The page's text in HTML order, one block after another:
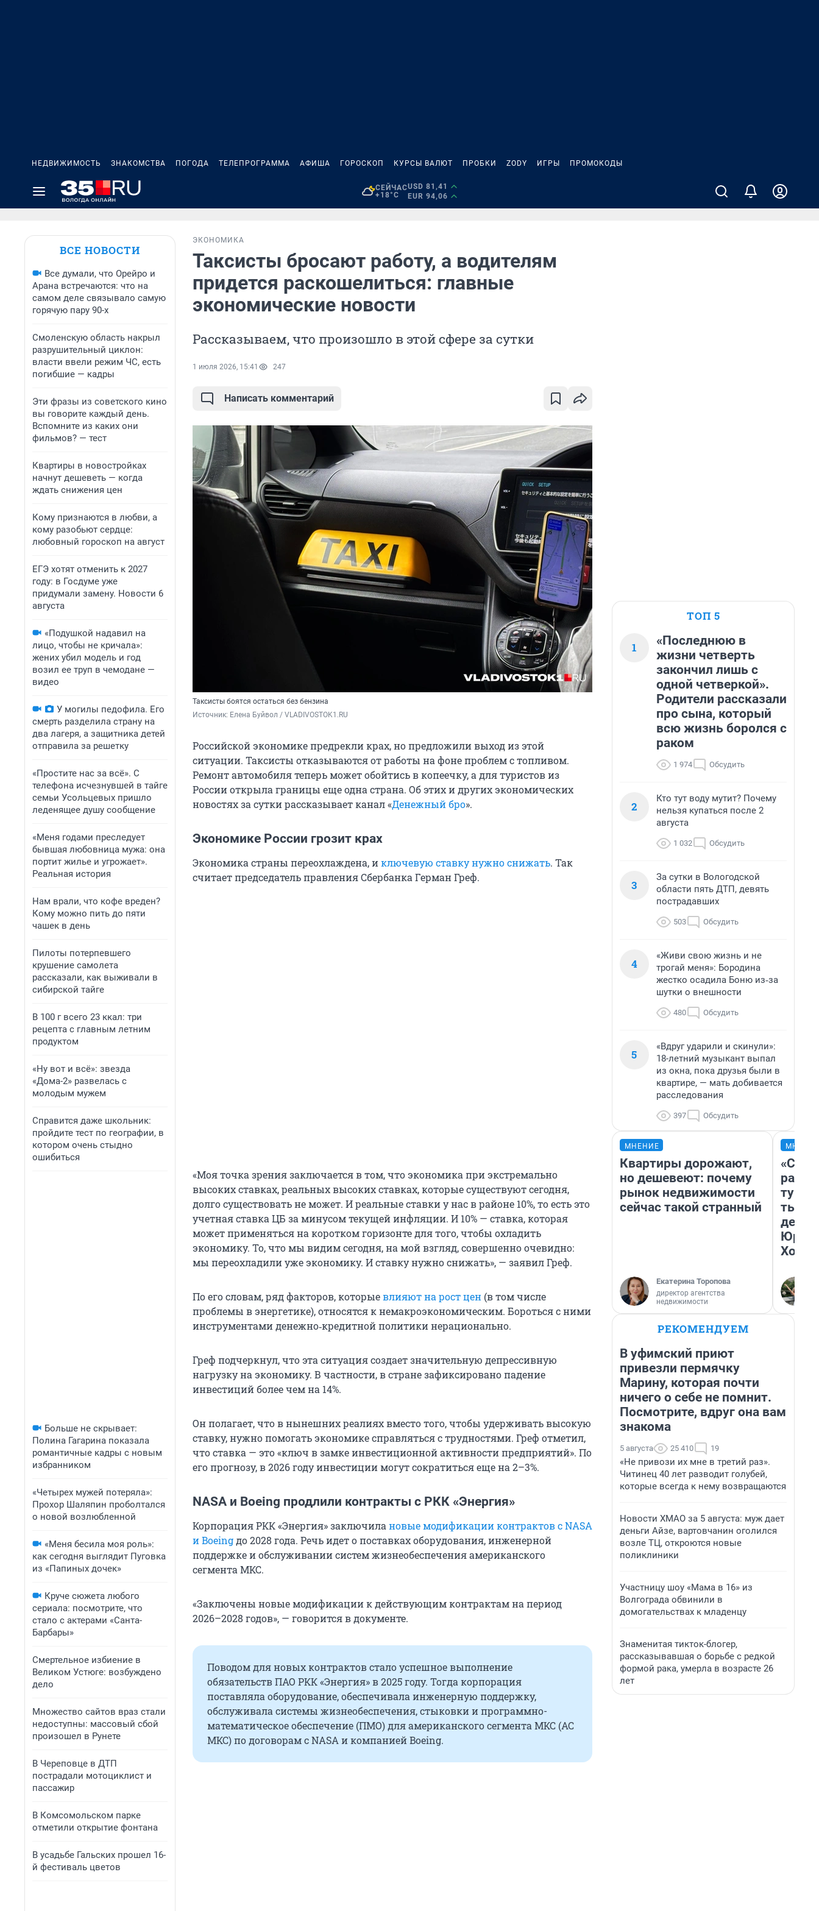
НЕДВИЖИМОСТЬ ЗНАКОМСТВА ПОГОДА ТЕЛЕПРОГРАММА АФИША ГОРОСКОП КУРСЫ ВАЛЮТ ПРОБКИ ZODY ИГРЫ ПРОМОКОДЫ
СЕЙЧАС
+18°C
USD 81,41
EUR 94,06
ВСЕ НОВОСТИ
Все думали, что Орейро и
Арана встречаются: что на
самом деле связывало самую
горячую пару 90-х
Смоленскую область накрыл
разрушительный циклон:
власти ввели режим ЧС, есть
погибшие — кадры
Эти фразы из советского кино
вы говорите каждый день.
Вспомните из каких они
фильмов? — тест
Квартиры в новостройках
начнут дешеветь — когда
ждать снижения цен
Кому признаются в любви, а
кому разобьют сердце:
любовный гороскоп на август
ЕГЭ хотят отменить к 2027
году: в Госдуме уже
придумали замену. Новости 6
августа
«Подушкой надавил на
лицо, чтобы не кричала»:
жених убил модель и год
возил ее труп в чемодане —
видео
У могилы педофила. Его
смерть разделила страну на
два лагеря, а защитника детей
отправила за решетку
«Простите нас за всё». С
телефона исчезнувшей в тайге
семьи Усольцевых пришло
леденящее душу сообщение
«Меня годами преследует
бывшая любовница мужа: она
портит жилье и угрожает».
Реальная история
Нам врали, что кофе вреден?
Кому можно пить до пяти
чашек в день
Пилоты потерпевшего
крушение самолета
рассказали, как выживали в
сибирской тайге
В 100 г всего 23 ккал: три
рецепта с главным летним
продуктом
«Ну вот и всё»: звезда
«Дома-2» развелась с
молодым мужем
Справится даже школьник:
пройдите тест по географии, в
котором очень стыдно
ошибиться
Больше не скрывает:
Полина Гагарина показала
романтичные кадры с новым
избранником
«Четырех мужей потеряла»:
Прохор Шаляпин проболтался
о новой возлюбленной
«Меня бесила моя роль»:
как сегодня выглядит Пуговка
из «Папиных дочек»
Круче сюжета любого
сериала: посмотрите, что
стало с актерами «Санта-
Барбары»
Смертельное избиение в
Великом Устюге: возбуждено
дело
Множество сайтов враз стали
недоступны: массовый сбой
произошел в Рунете
В Череповце в ДТП
пострадали мотоциклист и
пассажир
В Комсомольском парке
отметили открытие фонтана
В усадьбе Гальских прошел 16-
й фестиваль цветов
ЭКОНОМИКА
Таксисты бросают работу, а водителям
придется раскошелиться: главные
экономические новости
Рассказываем, что произошло в этой сфере за сутки
1 июля 2026, 15:41 247
Написать комментарий
Таксисты боятся остаться без бензина
Источник: Елена Буйвол / VLADIVOSTOK1.RU
Российской экономике предрекли крах, но предложили выход из этой
ситуации. Таксисты отказываются от работы на фоне проблем с топливом.
Ремонт автомобиля теперь может обойтись в копеечку, а для туристов из
России открыла границы еще одна страна. Об этих и других экономических
новостях за сутки рассказывает канал «Денежный бро».
Экономике России грозит крах
Экономика страны переохлаждена, иключевую ставку нужно снижать. Так
считает председатель правления Сбербанка Герман Греф.
«Моя точка зрения заключается в том, что экономика при экстремально
высоких ставках, реальных высоких ставках, которые существуют сегодня,
долго существовать не может. И реальные ставки у нас в районе 10%, то есть это
учетная ставка ЦБ за минусом текущей инфляции. И 10% — ставка, которая
может применяться на коротком горизонте для того, чтобы охладить
экономику. То, что мы видим сегодня, на мой взгляд, совершенно очевидно:
мы переохладили уже экономику. И ставку нужно снижать», — заявил Греф.
По его словам, ряд факторов, которыевлияют на рост цен (в том числе
проблемы в энергетике), относятся к немакроэкономическим. Бороться с ними
инструментами денежно‑кредитной политики нерационально.
Греф подчеркнул, что эта ситуация создает значительную депрессивную
нагрузку на экономику. В частности, в стране зафиксировано падение
инвестиций более чем на 14%.
Он полагает, что в нынешних реалиях вместо того, чтобы удерживать высокую
ставку, нужно помогать экономике справляться с трудностями. Греф отметил,
что ставка — это «ключ в замке инвестиционной активности предприятий». По
его прогнозу, в 2026 году инвестиции могут сократиться еще на 2–3%.
NASA и Boeing продлили контракты с РКК «Энергия»
Корпорация РКК «Энергия» заключила новые модификации контрактов с NASA
и Boeingдо 2028 года. Речь идет о поставках оборудования, инженерной
поддержке и обслуживании систем жизнеобеспечения американского
сегмента МКС.
«Заключены новые модификации к действующим контрактам на период
2026–2028 годов», — говорится в документе.
Поводом для новых контрактов стало успешное выполнение
обязательств ПАО РКК «Энергия» в 2025 году. Тогда корпорация
поставляла оборудование, обеспечивала инженерную поддержку,
обслуживала системы жизнеобеспечения, стыковки и программно-
математическое обеспечение (ПМО) для американского сегмента МКС (АС
МКС) по договорам с NASA и компанией Boeing.
ТОП 5
1
«Последнюю в
жизни четверть
закончил лишь с
одной четверкой».
Родители рассказали
про сына, который
всю жизнь боролся с
раком
1 974 Обсудить
2
Кто тут воду мутит? Почему
нельзя купаться после 2
августа
1 032 Обсудить
3
За сутки в Вологодской
области пять ДТП, девять
пострадавших
503 Обсудить
4
«Живи свою жизнь и не
трогай меня»: Бородина
жестко осадила Боню из‑за
шутки о внешности
480 Обсудить
5
«Вдруг ударили и скинули»:
18-летний музыкант выпал
из окна, пока друзья были в
квартире, — мать добивается
расследования
397 Обсудить
МНЕНИЕ
Квартиры дорожают,
но дешевеют: почему
рынок недвижимости
сейчас такой странный
Екатерина Торопова
директор агентства
недвижимости
день
РЕКОМЕНДУЕМ
В уфимский приют
привезли пермячку
Марину, которая почти
ничего о себе не помнит.
Посмотрите, вдруг она вам
знакома
5 августа 25 410 19
«Не привози их мне в третий раз».
Читинец 40 лет разводит голубей,
которые всегда к нему возвращаются
Новости ХМАО за 5 августа: муж дает
деньги Айзе, вартовчанин оголился
возле ТЦ, откроются новые
поликлиники
Участницу шоу «Мама в 16» из
Волгограда обвинили в
домогательствах к младенцу
Знаменитая тикток-блогер,
рассказывавшая о борьбе с редкой
формой рака, умерла в возрасте 26
лет